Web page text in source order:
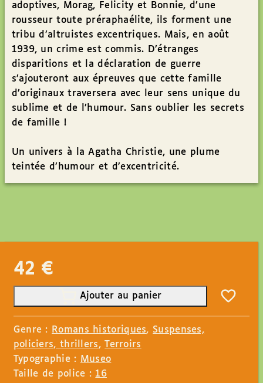
adoptives, Morag, Felicity et Bonnie, d’une
rousseur toute préraphaélite, ils forment une
tribu d’altruistes excentriques. Mais, en août
1939, un crime est commis. D’étranges
disparitions et la déclaration de guerre
s’ajouteront aux épreuves que cette famille
d’originaux traversera avec leur sens unique du
sublime et de l’humour. Sans oublier les secrets
de famille !
Un univers à la Agatha Christie, une plume
teintée d’humour et d’excentricité.
42 €
Ajouter au panier
Genre : Romans historiques, Suspenses,
policiers, thrillers,Terroirs
Typographie : Museo
Taille de police : 16